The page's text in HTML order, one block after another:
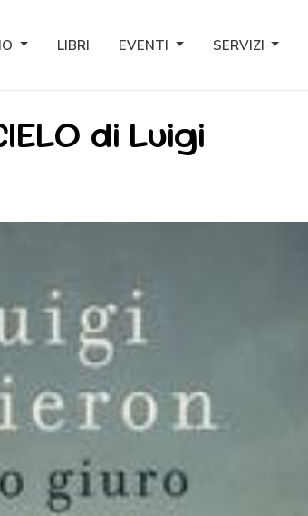
LIBRI EVENTI SERVIZI
di Luigi